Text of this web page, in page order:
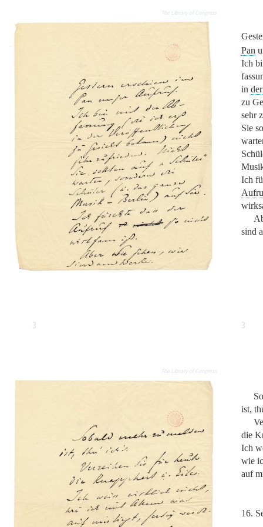
The Library of Congress
Pan
Ich
in
zu
sehr
Sie
Ich
sind
3 3
The Library of Congress
ist,
die
Ich
wie
auf
16.